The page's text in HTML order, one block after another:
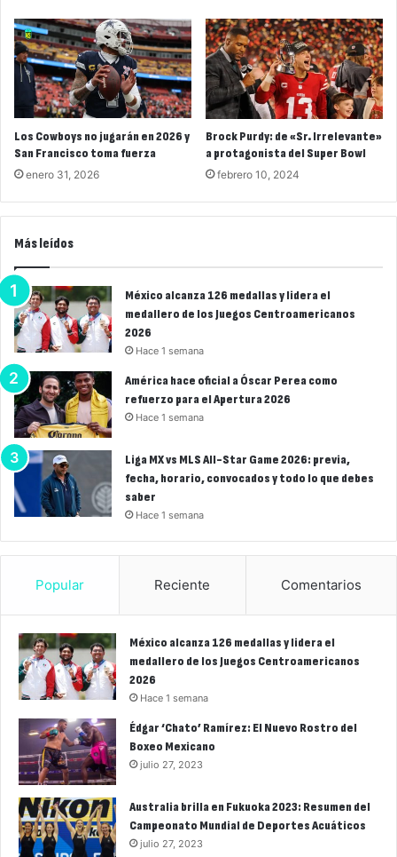
Los Cowboys no jugarán en 2026 y
San Francisco toma fuerza
enero 31, 2026
Brock Purdy: de «Sr. Irrelevante»
a protagonista del Super Bowl
febrero 10, 2024
Más leídos
México alcanza 126 medallas y lidera el
medallero de los Juegos Centroamericanos
2026
Hace 1 semana
América hace oficial a Óscar Perea como
refuerzo para el Apertura 2026
Hace 1 semana
Liga MX vs MLS All-Star Game 2026: previa,
fecha, horario, convocados y todo lo que debes
saber
Hace 1 semana
Popular Reciente Comentarios
México alcanza 126 medallas y lidera el
medallero de los Juegos Centroamericanos
2026
Hace 1 semana
Édgar ‘Chato’ Ramírez: El Nuevo Rostro del
Boxeo Mexicano
julio 27, 2023
Australia brilla en Fukuoka 2023: Resumen del
Campeonato Mundial de Deportes Acuáticos
julio 27, 2023